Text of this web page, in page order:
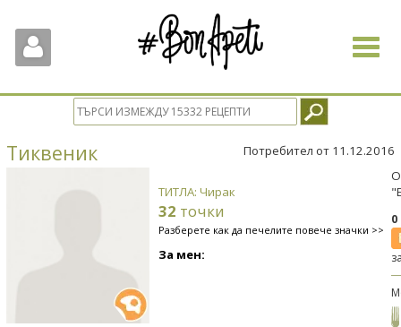
Toggle
Тиквеник Потребител от 11.12.2016
ТИТЛА: Чирак
32 точки
Разберете как да печелите повече значки >>
За мен: